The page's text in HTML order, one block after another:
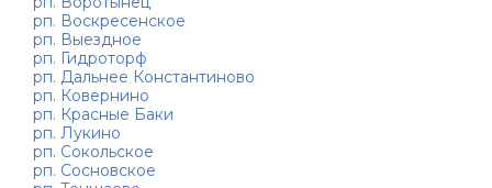
рп. Воскресенское
рп. Выездное
рп. Гидроторф
рп. Дальнее Константиново
рп. Ковернино
рп. Красные Баки
рп. Лукино
рп. Сокольское
рп. Сосновское